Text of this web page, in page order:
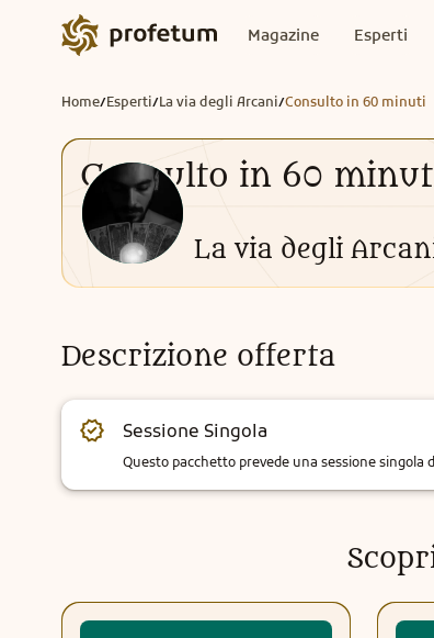
Magazine Esperti
Home/Esperti/La via degli Arcani/Consulto in 60 minuti
Consulto in 60
La via degli
Descrizione offerta
Sessione Singola
Questo pacchetto prevede una sessione